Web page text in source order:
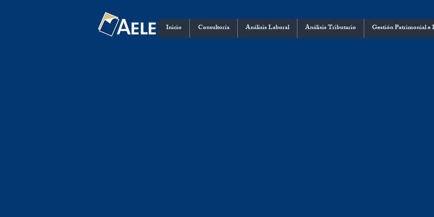
Inicio Consultoría Análisis Laboral Análisis Tributario Gestión Patrimonial e